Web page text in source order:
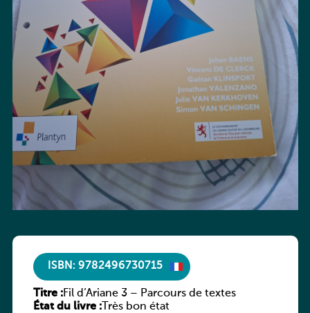
ISBN: 9782496730715
Titre :Fil d’Ariane 3 – Parcours de textes
État du livre :Très bon état